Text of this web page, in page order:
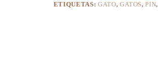
ETIQUETAS: GATO, GATOS,PIN,